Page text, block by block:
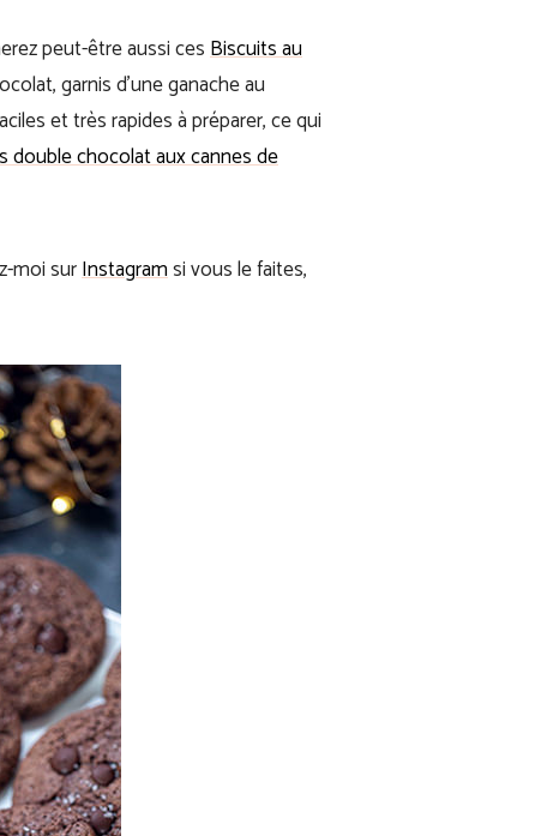
peut-être aussi cesBiscuits au
garnis d’une ganache au
et très rapides à préparer, ce qui
double chocolat aux cannes de
moi surInstagramsi vous le faites,